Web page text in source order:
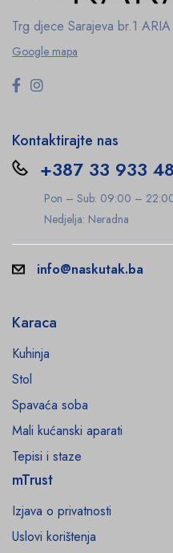
Trg djece Sarajeva br.1
Google mapa
Kontaktirajte nas
+387 33 933
Pon – Sub: 09:00 –
Nedjelja: Neradna
info@naskutak.ba
Karaca
Kuhinja
Stol
Spavaća soba
Mali kućanski aparati
Tepisi i staze
mTrust
Izjava o privatnosti
Uslovi korištenja